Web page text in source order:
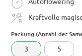
Kraftvolle
Packung (Anzahl der
3 5